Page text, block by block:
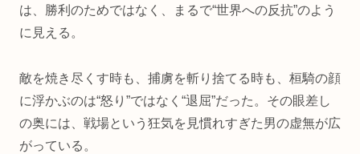
は、勝利のためではなく、まるで“世界への反抗”のよう
に見える。
敵を焼き尽くす時も、捕虜を斬り捨てる時も、桓騎の顔
に浮かぶのは“怒り”ではなく“退屈”だった。その眼差し
の奥には、戦場という狂気を見慣れすぎた男の虚無が広
がっている。